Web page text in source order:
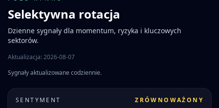
Selektywna rotacja
Dzienne sygnały dla momentum, ryzyka i kluczowych
sektorów.
Aktualizacja: 2026-08-07
Sygnały aktualizowane codziennie.
SENTYMENT ZRÓWNOWAŻONY